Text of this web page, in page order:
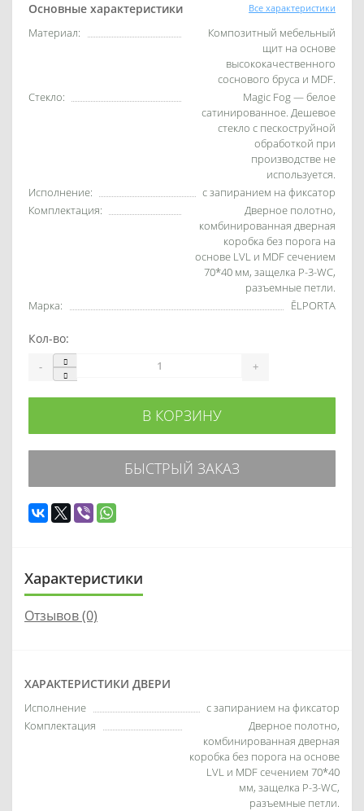
Основные характеристики Все характеристики
Материал:
Композитный мебельный
щит на основе
высококачественного
соснового бруса и MDF.
Стекло:
Magic Fog — белое
сатинированное. Дешевое
стекло с пескоструйной
обработкой при
производстве не
используется.
Исполнение:
с запиранием на фиксатор
Комплектация:
Дверное полотно,
комбинированная дверная
коробка без порога на
основе LVL и MDF сечением
70*40 мм, защелка P-3-WC,
разъемные петли.
Марка:
ĒLPORTA
Кол-во:
- +
В КОРЗИНУ
БЫСТРЫЙ ЗАКАЗ
Характеристики
Отзывов (0)
ХАРАКТЕРИСТИКИ ДВЕРИ
Исполнение
с запиранием на фиксатор
Комплектация
Дверное полотно,
комбинированная дверная
коробка без порога на основе
LVL и MDF сечением 70*40
мм, защелка P-3-WC,
разъемные петли.